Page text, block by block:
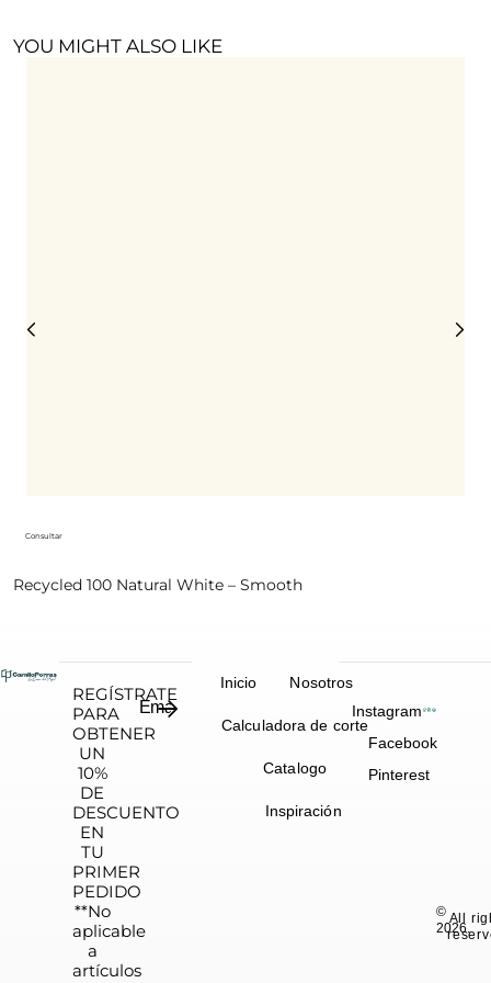
YOU MIGHT ALSO LIKE
Consultar
Recycled 100 Natural White – Smooth
REGÍSTRATE
PARA
OBTENER
UN
10%
DE
DESCUENTO
EN
TU
PRIMER
PEDIDO
**No
aplicable
a
artículos
Inicio Nosotros
Calculadora de corte
Catalogo
Inspiración
©
2026.
All
Instagram
Facebook
Pinterest